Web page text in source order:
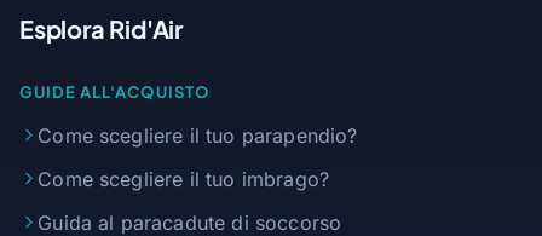
Esplora Rid'Air
GUIDE ALL'ACQUISTO
Come scegliere il tuo parapendio?
Come scegliere il tuo imbrago?
Guida al paracadute di soccorso